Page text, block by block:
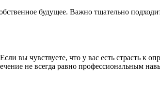
будущее. Важно тщательно
вы чувствуете, что у вас есть страсть к
не всегда равно профессиональным